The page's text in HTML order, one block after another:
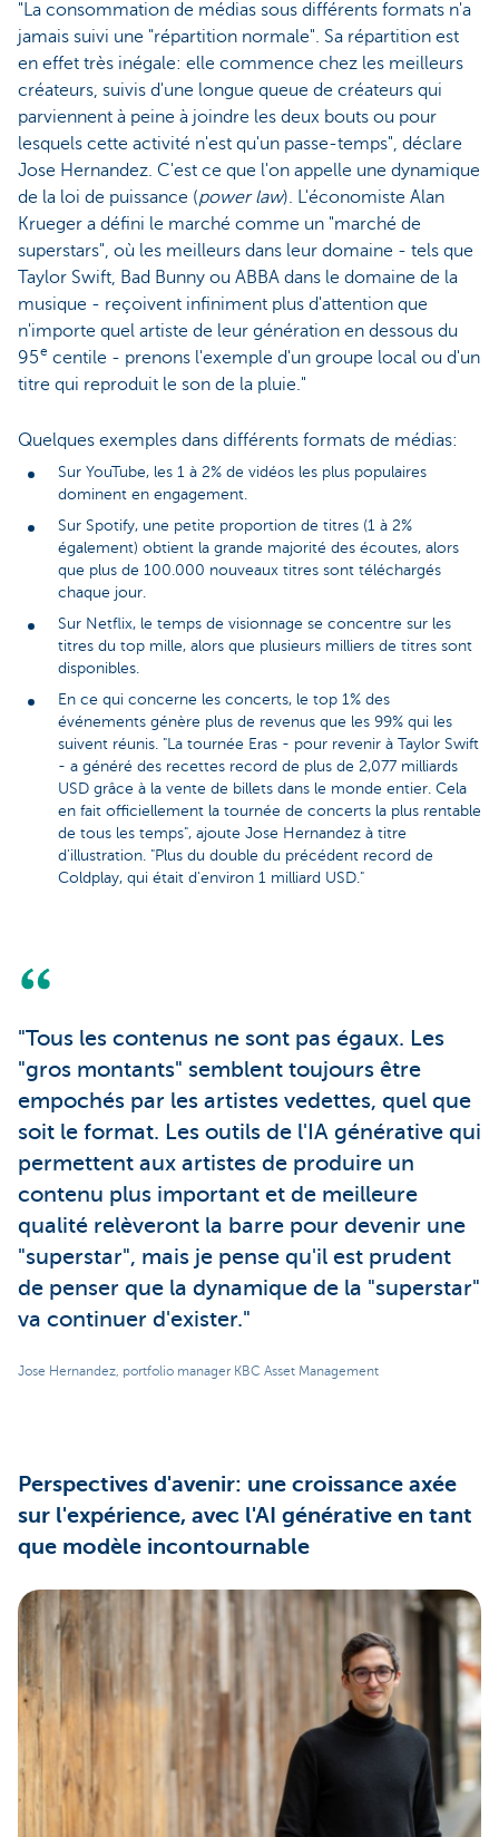
"La consommation de médias sous différents formats n'a
jamais suivi une "répartition normale". Sa répartition est
en effet très inégale: elle commence chez les meilleurs
créateurs, suivis d'une longue queue de créateurs qui
parviennent à peine à joindre les deux bouts ou pour
lesquels cette activité n'est qu'un passe-temps", déclare
Jose Hernandez. C'est ce que l'on appelle une dynamique
de la loi de puissance (power law). L'économiste Alan
Krueger a défini le marché comme un "marché de
superstars", où les meilleurs dans leur domaine - tels que
Taylor Swift, Bad Bunny ou ABBA dans le domaine de la
musique - reçoivent infiniment plus d'attention que
n'importe quel artiste de leur génération en dessous du
95e centile - prenons l'exemple d'un groupe local ou d'un
titre qui reproduit le son de la pluie."
Quelques exemples dans différents formats de médias:
Sur YouTube, les 1 à 2% de vidéos les plus populaires
dominent en engagement.
Sur Spotify, une petite proportion de titres (1 à 2%
également) obtient la grande majorité des écoutes, alors
que plus de 100.000 nouveaux titres sont téléchargés
chaque jour.
Sur Netflix, le temps de visionnage se concentre sur les
titres du top mille, alors que plusieurs milliers de titres sont
disponibles.
En ce qui concerne les concerts, le top 1% des
événements génère plus de revenus que les 99% qui les
suivent réunis. "La tournée Eras - pour revenir à Taylor Swift
- a généré des recettes record de plus de 2,077 milliards
USD grâce à la vente de billets dans le monde entier. Cela
en fait officiellement la tournée de concerts la plus rentable
de tous les temps", ajoute Jose Hernandez à titre
d'illustration. "Plus du double du précédent record de
Coldplay, qui était d'environ 1 milliard USD."
"Tous les contenus ne sont pas égaux. Les
"gros montants" semblent toujours être
empochés par les artistes vedettes, quel que
soit le format. Les outils de l'IA générative qui
permettent aux artistes de produire un
contenu plus important et de meilleure
qualité relèveront la barre pour devenir une
"superstar", mais je pense qu'il est prudent
de penser que la dynamique de la "superstar"
va continuer d'exister."
Jose Hernandez, portfolio manager KBC Asset Management
Perspectives d'avenir: une croissance axée
sur l'expérience, avec l'AI générative en tant
que modèle incontournable